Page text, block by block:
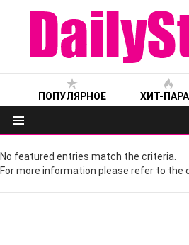
ПОПУЛЯРНОЕ ХИТ-
Меню
No featured entries match the criteria.
For more information please refer to the